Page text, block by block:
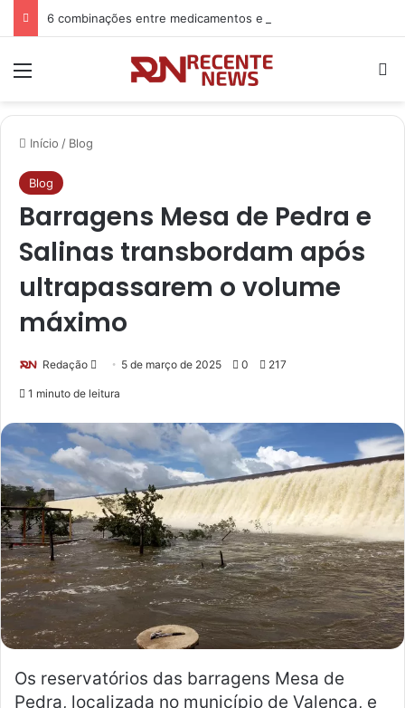
Início / Blog
Blog
Barragens Mesa de Pedra e
Salinas transbordam após
ultrapassarem o volume
máximo
Redação
a
m
e
-
m
a
i
l
5 de março de 2025 0 217
1 minuto de leitura
Os reservatórios das barragens Mesa de
Pedra, localizada no município de Valença, e